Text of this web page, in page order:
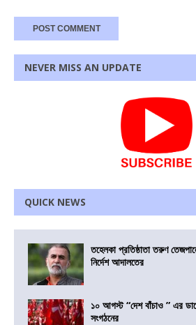
NEVER MISS AN UPDATE
QUICK NEWS
তহেলকা প্রতিষ্ঠাতা তরুণ
নির্দেশ আদালতের
১০ আগস্ট “দেশ বাঁচাও ” এর
সংগঠনের